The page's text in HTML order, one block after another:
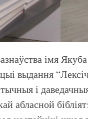
імя
выдання
і
абласной